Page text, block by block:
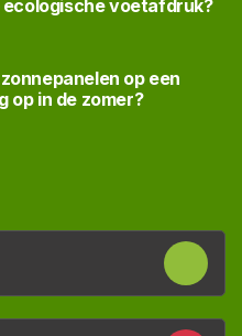
voetafdruk?
op een
op in de zomer?